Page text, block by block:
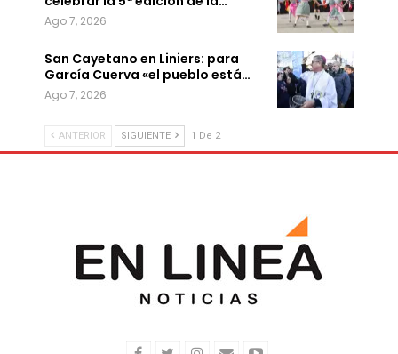
Ago 7, 2026
San Cayetano en Liniers: para
García Cuerva «el pueblo está…
Ago 7, 2026
ANTERIOR SIGUIENTE 1 De 2